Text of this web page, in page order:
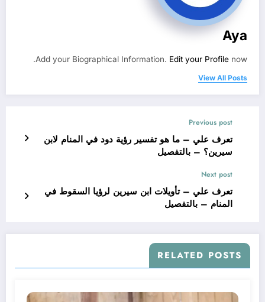
Aya
Add your Biographical Information. Edit your Profile now.
View All Posts
Previous post
تعرف علي – ما هو تفسير رؤية دود في المنام لابن
سيرين؟ – بالتفصيل
Next post
تعرف علي – تأويلات ابن سيرين لرؤيا السقوط في
المنام – بالتفصيل
RELATED POSTS